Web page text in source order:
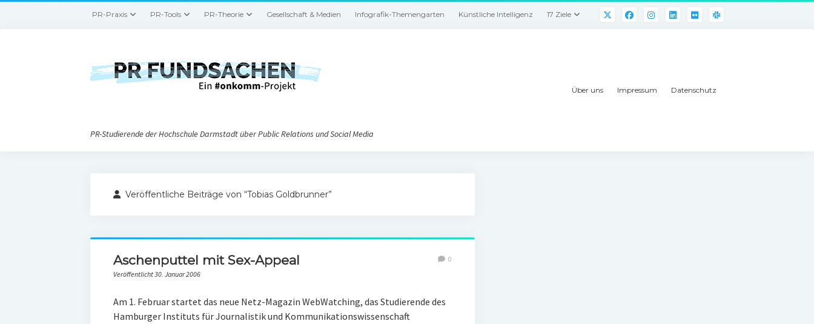
PR-Praxis PR-Tools PR-Theorie Gesellschaft & Medien Infografik-Themengarten Künstliche Intelligenz 17 Ziele
PR-Studierende der Hochschule Darmstadt über Public Relations und Social Media
Über uns Impressum Datenschutz
Veröffentliche Beiträge von “Tobias Goldbrunner”
Aschenputtel mit Sex-Appeal
Veröffentlicht 30. Januar 2006
0
Am 1. Februar startet das neue Netz-Magazin WebWatching, das Studierende des
Hamburger Instituts für Journalistik und Kommunikationswissenschaft